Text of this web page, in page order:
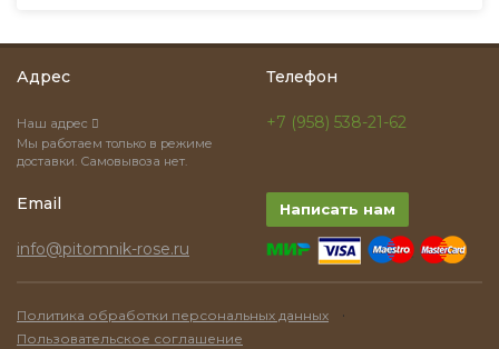
Адрес
Наш адрес
Мы работаем только в режиме
доставки. Самовывоза нет.
Телефон
+7 (958) 538-21-62
Email
info@pitomnik-rose.ru
Написать нам
Политика обработки персональных данных ·
Пользовательское соглашение